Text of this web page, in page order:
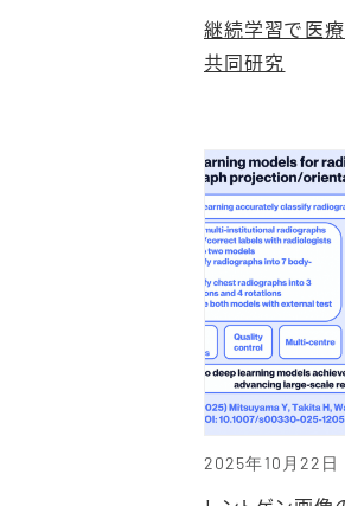
継続学習で医
共同研究
2025年10月22日